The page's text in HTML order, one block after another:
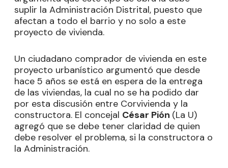
suplir la Administración Distrital, puesto que
afectan a todo el barrio y no solo a este
proyecto de vivienda.
Un ciudadano comprador de vivienda en este
proyecto urbanístico argumentó que desde
hace 5 años se está en espera de la entrega
de las viviendas, la cual no se ha podido dar
por esta discusión entre Corvivienda y la
constructora. El concejal César Pión (La U)
agregó que se debe tener claridad de quien
debe resolver el problema, si la constructora o
la Administración.